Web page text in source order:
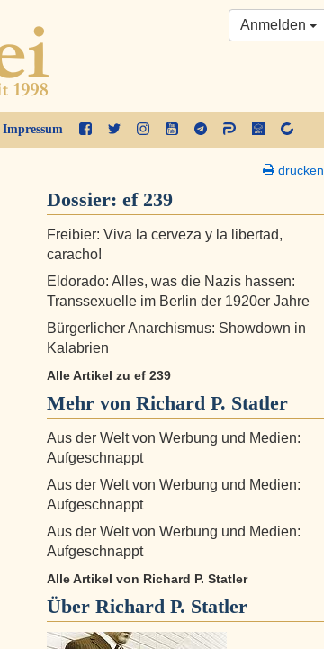
Impressum
Anmelden
drucken
Dossier: ef 239
Freibier: Viva la cerveza y la libertad,
caracho!
Eldorado: Alles, was die Nazis hassen:
Transsexuelle im Berlin der 1920er Jahre
Bürgerlicher Anarchismus: Showdown in
Kalabrien
Alle Artikel zu ef 239
Mehr von Richard P. Statler
Aus der Welt von Werbung und Medien:
Aufgeschnappt
Aus der Welt von Werbung und Medien:
Aufgeschnappt
Aus der Welt von Werbung und Medien:
Aufgeschnappt
Alle Artikel von Richard P. Statler
Über Richard P. Statler